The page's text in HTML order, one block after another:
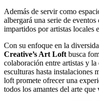
Además de servir como
albergará una serie de
impartidos por artistas locales
Con su enfoque en la
Creative’s Art Loft busca
colaboración entre artistas y
esculturas hasta instalaciones
loft promete ofrecer una
todos los amantes del arte